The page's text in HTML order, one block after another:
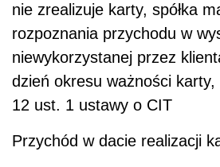
nie zrealizuje karty, spółka
rozpoznania przychodu w
niewykorzystanej przez
dzień okresu ważności
12 ust. 1 ustawy o CIT
Przychód w dacie realizacji